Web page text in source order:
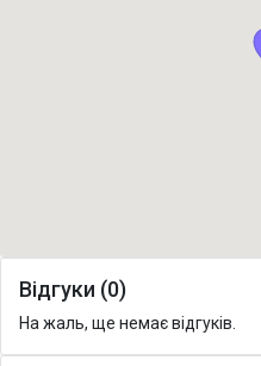
Відгуки (0)
На жаль, ще немає відгуків.